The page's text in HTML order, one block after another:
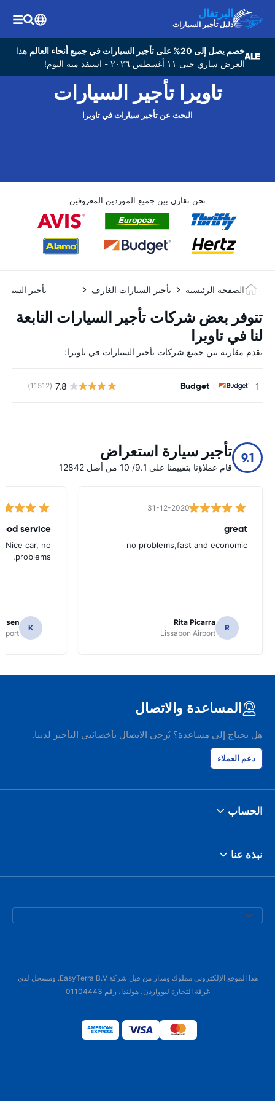
البرتغال
دليل تأجير السيارات
خصم يصل إلى 20% على تأجير السيارات في جميع أنحاء العالم
هذا
العرض ساري حتى ١١ أغسطس ٢٠٢٦ - استفد منه اليوم!
تاويرا تأجير السيارات
البحث عن تأجير سيارات في تاويرا
نحن نقارن بين جميع الموردين المعروفين
الصفحة الرئيسية تأجير السيارات الغارف تأجير
تتوفر بعض شركات تأجير السيارات التابعة
لنا في تاويرا
نقدم مقارنة بين جميع شركات تأجير السيارات في تاويرا:
Budget
7.8
(11512)
9.1 تأجير سيارة استعراض
قام عملاؤنا بتقييمنا على 9.1/ 10 من أصل 12842
31-12-2020
great
no problems,fast and economic
R
Rita Picarra
Lissabon Airport
service.
Nice car, no
problems.
K
المساعدة والاتصال
هل تحتاج إلى مساعدة؟ يُرجى الاتصال بأخصائيي التأجير لدينا.
دعم العملاء
الحساب
نبذة عنا
هذا الموقع الإلكتروني مملوك ومدار من قبل شركة EasyTerra B.V. ومسجل لدى
غرفة التجارة ليوواردن، هولندا، رقم 01104443